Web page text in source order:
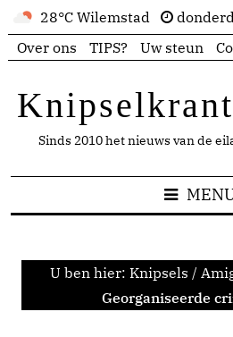
28°C Wilemstad
Over ons
TIPS? Uw steun
Sinds 2010 het nieuws van de
U ben hier: Knipsels /
Georganiseerde